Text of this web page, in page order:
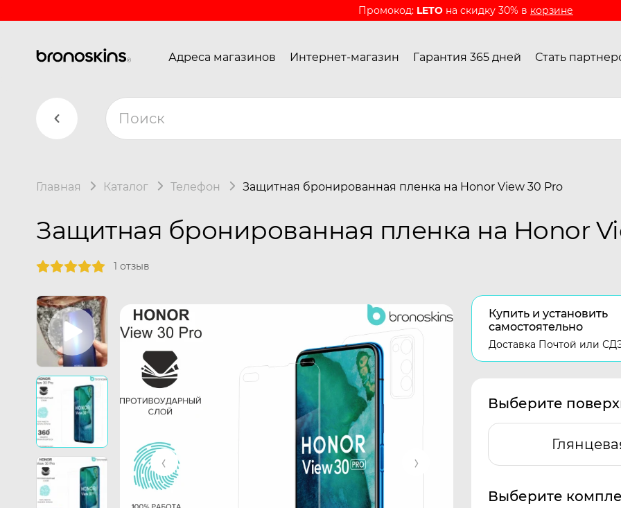
Промокод: LETO на скидку 30% в корзине
Адреса магазинов Интернет-магазин Гарантия 365 дней Стать
Главная Каталог Телефон Защитная бронированная пленка на Honor View 30 Pro
Защитная бронированная пленка на Honor
1 отзыв
Купить и установить
самостоятельно
Доставка Почтой или
Выберите
Выберите